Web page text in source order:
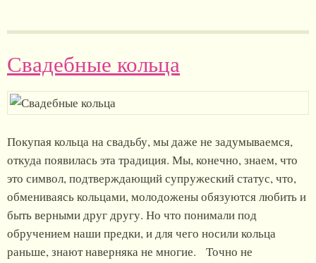
Свадебные кольца
Покупая кольца на свадьбу, мы даже не задумываемся,
откуда появилась эта традиция. Мы, конечно, знаем, что
это символ, подтверждающий супружеский статус, что,
обмениваясь кольцами, молодожены обязуются любить и
быть верными друг другу. Но что понимали под
обручением наши предки, и для чего носили кольца
раньше, знают наверняка не многие. Точно не